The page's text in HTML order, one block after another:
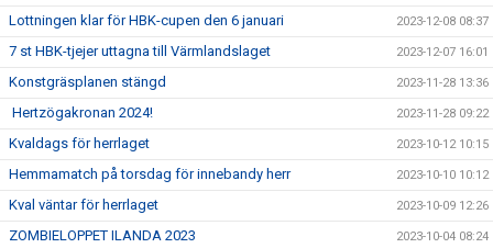
Lottningen klar för HBK-cupen den 6 januari 2023-12-08 08:37
7 st HBK-tjejer uttagna till Värmlandslaget 2023-12-07 16:01
Konstgräsplanen stängd 2023-11-28 13:36
Hertzögakronan 2024! 2023-11-28 09:22
Kvaldags för herrlaget 2023-10-12 10:15
Hemmamatch på torsdag för innebandy herr 2023-10-10 10:12
Kval väntar för herrlaget 2023-10-09 12:26
ZOMBIELOPPET ILANDA 2023 2023-10-04 08:24